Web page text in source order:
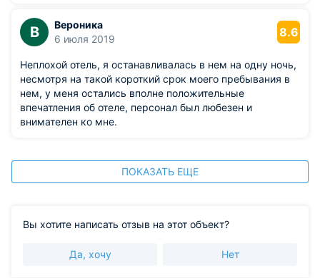
В
Вероника
6 июля 2019
8.6
Неплохой отель, я останавливалась в нем на одну ночь,
несмотря на такой короткий срок моего пребывания в
нем, у меня остались вполне положительные
впечатления об отеле, персонал был любезен и
внимателен ко мне.
ПОКАЗАТЬ ЕЩЕ
Вы хотите написать отзыв на этот объект?
Да, хочу Нет